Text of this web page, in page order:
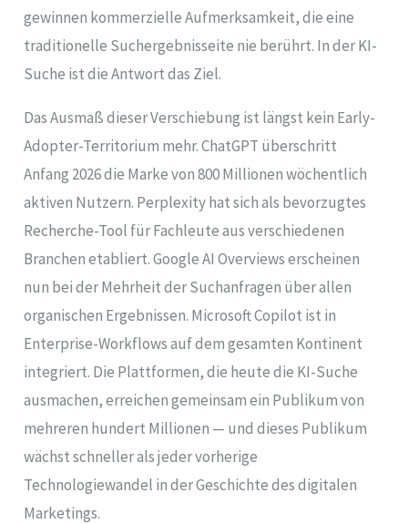
gewinnen kommerzielle Aufmerksamkeit, die eine
traditionelle Suchergebnisseite nie berührt. In der KI-
Suche ist die Antwort das Ziel.
Das Ausmaß dieser Verschiebung ist längst kein Early-
Adopter-Territorium mehr. ChatGPT überschritt
Anfang 2026 die Marke von 800 Millionen wöchentlich
aktiven Nutzern. Perplexity hat sich als bevorzugtes
Recherche-Tool für Fachleute aus verschiedenen
Branchen etabliert. Google AI Overviews erscheinen
nun bei der Mehrheit der Suchanfragen über allen
organischen Ergebnissen. Microsoft Copilot ist in
Enterprise-Workflows auf dem gesamten Kontinent
integriert. Die Plattformen, die heute die KI-Suche
ausmachen, erreichen gemeinsam ein Publikum von
mehreren hundert Millionen — und dieses Publikum
wächst schneller als jeder vorherige
Technologiewandel in der Geschichte des digitalen
Marketings.